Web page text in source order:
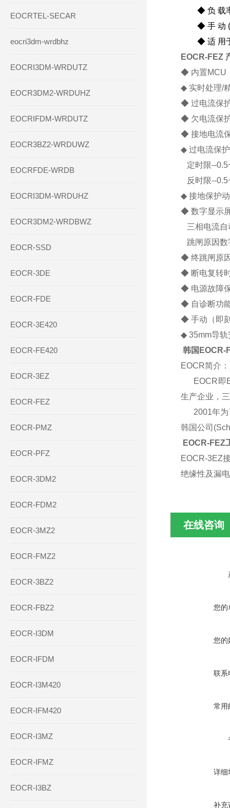
EOCRTEL-SECAR
eocri3dm-wrdbhz
EOCRI3DM-WRDUTZ
EOCR3DM2-WRDUHZ
EOCRIFDM-WRDUTZ
EOCR3BZ2-WRDUWZ
EOCRFDE-WRDB
EOCRI3DM-WRDUHZ
EOCR3DM2-WRDBWZ
EOCR-SSD
EOCR-3DE
EOCR-FDE
EOCR-3E420
EOCR-FE420
EOCR-3EZ
EOCR-FEZ
EOCR-PMZ
EOCR-PFZ
EOCR-3DM2
EOCR-FDM2
EOCR-3MZ2
EOCR-FMZ2
EOCR-3BZ2
EOCR-FBZ2
EOCR-I3DM
EOCR-IFDM
EOCR-I3M420
EOCR-IFM420
EOCR-I3MZ
EOCR-IFMZ
EOCR-I3BZ
◆ 负 载率
◆ 手 动 (
◆ 适 用于
EOCR-FEZ
◆ 内置MCU
◆ 实时处理/
◆ 过电流保
◆ 欠电流保
◆ 接地电流
◆ 过电流保
定时限--
反时限--
◆ 接地保护
◆ 数字显示
三相电流自
跳闸原因数
◆ 终跳闸原
◆ 断电复转
◆ 电源故障
◆ 自诊断功
◆ 手动（即
◆ 35mm导轨
韩国EOCR-
EOCR简介：
EOCR即
生产企业，
2001年为
韩国公司
EOCR-FEZ
EOCR-3EZ
绝缘性及漏
在线咨询
您的
您的
联系
常用
详细
补充